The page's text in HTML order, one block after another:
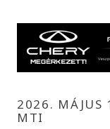
2026.
MTI